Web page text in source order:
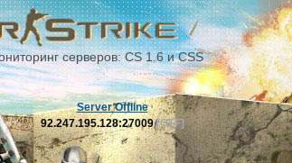
серверов: CS 1.6 и CSS
Server Offline
92.247.195.128:27009[OFF]